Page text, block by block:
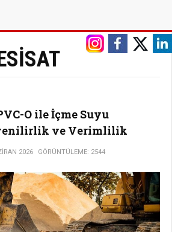
O ile İçme Suyu
ve Verimlilik
2026 GÖRÜNTÜLEME: 2544